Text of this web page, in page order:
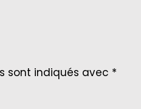
sont indiqués avec *